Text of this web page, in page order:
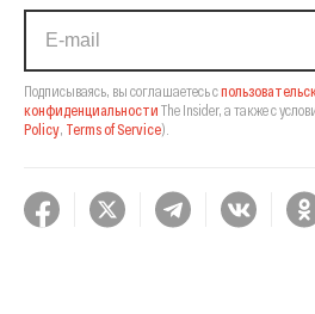
Подписываясь, вы соглашаетесь с
конфиденциальности The Insider, а также с
Policy, Terms of Service).